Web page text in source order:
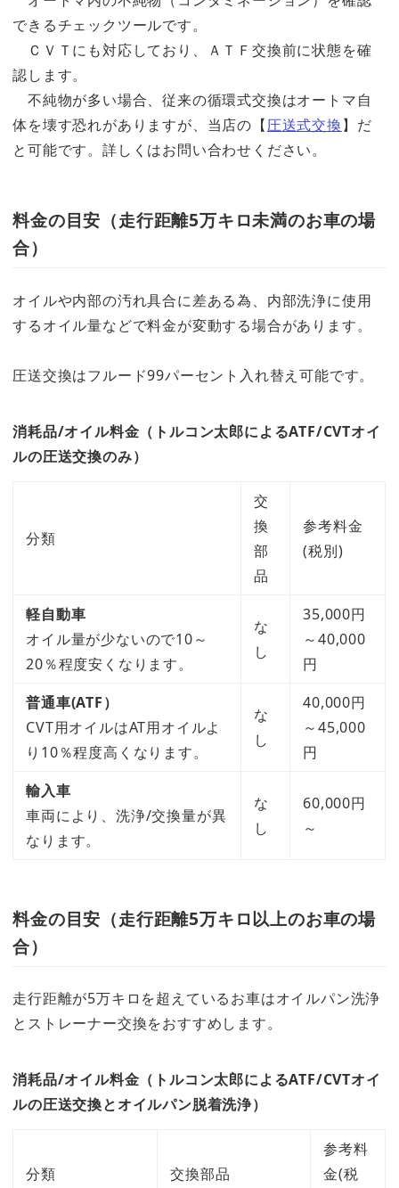
できるチェックツールです。
ＣＶＴにも対応しており、ＡＴＦ交換前に状態を確
認します。
不純物が多い場合、従来の循環式交換はオートマ自
体を壊す恐れがありますが、当店の【圧送式交換】だ
と可能です。詳しくはお問い合わせください。
料金の目安（走行距離5万キロ未満のお車の場
合）
オイルや内部の汚れ具合に差ある為、内部洗浄に使用
するオイル量などで料金が変動する場合があります。
圧送交換はフルード99パーセント入れ替え可能です。
消耗品/オイル料金（トルコン太郎によるATF/CVTオイ
ルの圧送交換のみ）
分類
交
換
部
品
参考料金
(税別)
軽自動車
オイル量が少ないので10～
20％程度安くなります。
な
し
35,000円
～40,000
円
普通車(ATF）
CVT用オイルはAT用オイルよ
り10％程度高くなります。
な
し
40,000円
～45,000
円
輸入車
車両により、洗浄/交換量が異
なります。
な
し
60,000円
～
料金の目安（走行距離5万キロ以上のお車の場
合）
走行距離が5万キロを超えているお車はオイルパン洗浄
とストレーナー交換をおすすめします。
消耗品/オイル料金（トルコン太郎によるATF/CVTオイ
ルの圧送交換とオイルパン脱着洗浄）
分類 交換部品
参考料
金(税